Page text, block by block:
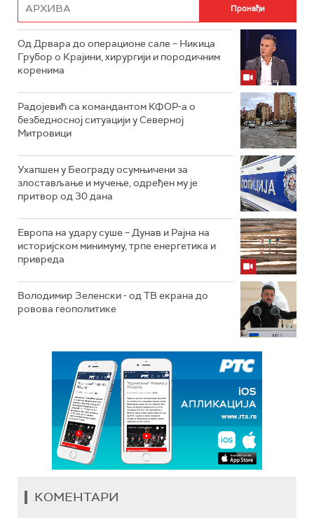
Од Дрвара до операционе сале – Никица
Грубор о Крајини, хирургији и породичним
коренима
Радојевић са командантом КФОР-а о
безбедносној ситуацији у Северној
Митровици
Ухапшен у Београду осумњичени за
злостављање и мучење, одређен му је
притвор од 30 дана
Европа на удару суше – Дунав и Рајна на
историјском минимуму, трпе енергетика и
привреда
Володимир Зеленски - од ТВ екрана до
ровова геополитике
КОМЕНТАРИ